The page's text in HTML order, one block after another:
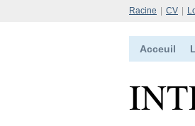
Racine CV
Acceuil